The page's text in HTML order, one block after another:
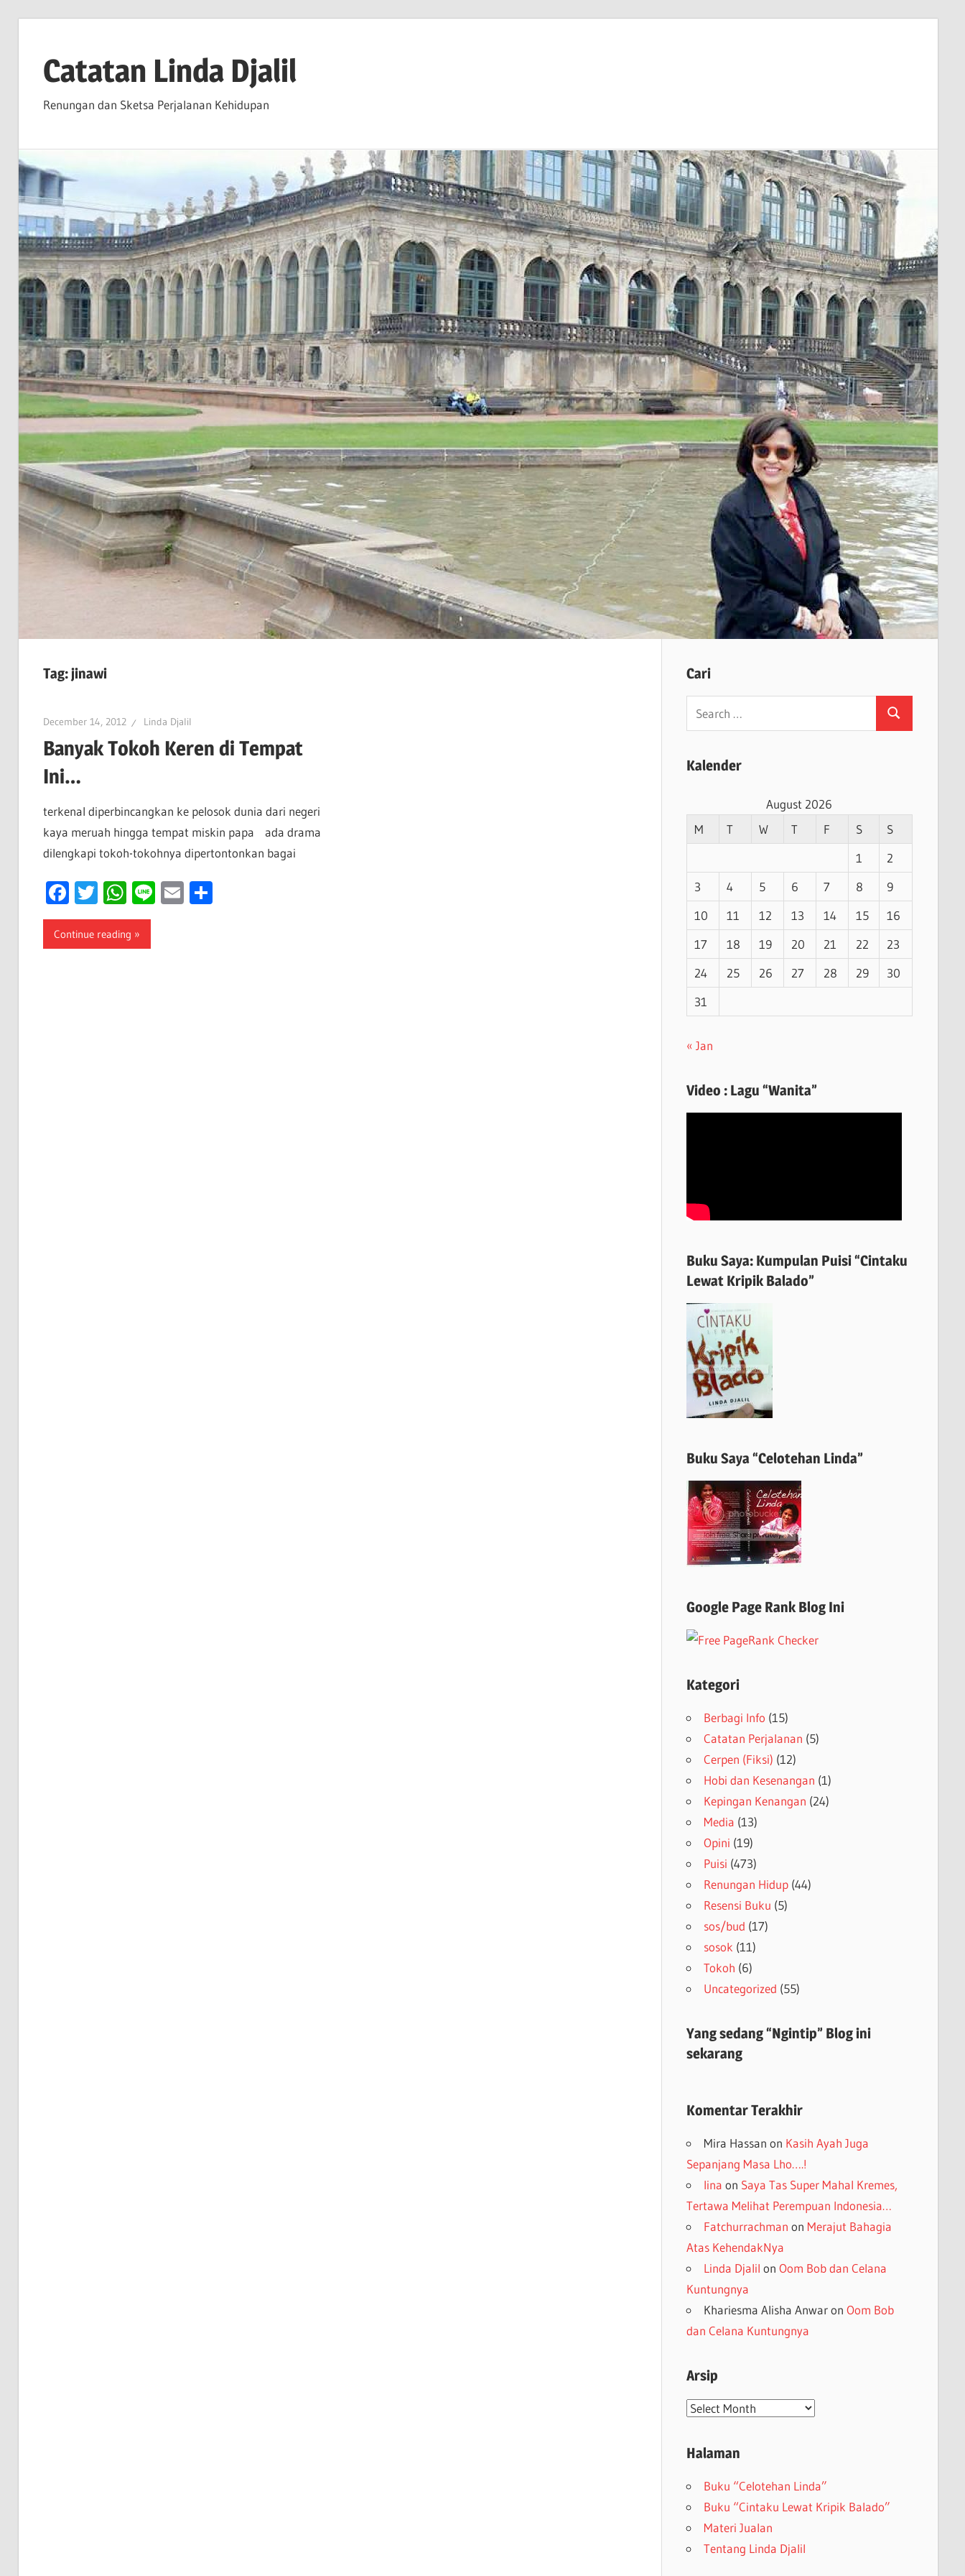
contentCatatan Linda Djalil
Renungan dan Sketsa Perjalanan Kehidupan
Tag:jinawi
December 14, 2012 Linda Djalil
Banyak Tokoh Keren di Tempat
Ini…
terkenal diperbincangkan ke pelosok dunia dari negeri
kaya meruah hingga tempat miskin papa ada drama
dilengkapi tokoh-tokohnya dipertontonkan bagai
Facebook
Twitter
WhatsApp
LineEmailShare
Continue reading
Cari
Search
Kalender
August 2026
M
T W T F S
S
1
2
3
4 5 6 7 8
9
10
11 12 13 14 15
16
17
18 19 20 21 22
23
24
25 26 27 28 29
30
31
« Jan
Video : Lagu “Wanita”
Buku Saya: Kumpulan Puisi “Cintaku
Lewat Kripik Balado”
Buku Saya “Celotehan Linda”
Google Page Rank Blog Ini
Kategori
Berbagi Info (15)
Catatan Perjalanan (5)
Cerpen (Fiksi) (12)
Hobi dan Kesenangan (1)
Kepingan Kenangan (24)
Media (13)
Opini (19)
Puisi (473)
Renungan Hidup(44)
Resensi Buku (5)
sos/bud (17)
sosok (11)
Tokoh (6)
Uncategorized (55)
Yang sedang “Ngintip” Blog ini
sekarang
Komentar Terakhir
Mira Hassan on Kasih Ayah Juga
Sepanjang Masa Lho….!
lina on Saya Tas Super Mahal Kremes,
Tertawa Melihat Perempuan Indonesia…
Fatchurrachman on Merajut Bahagia
Atas KehendakNya
Linda Djalil on Oom Bob dan Celana
Kuntungnya
Khariesma Alisha Anwaron Oom Bob
dan Celana Kuntungnya
Arsip
Arsip
Halaman
Buku “Celotehan Linda”
Buku “Cintaku Lewat Kripik Balado”
Materi Jualan
Tentang Linda Djalil